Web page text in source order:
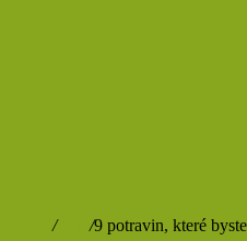
/Jídlo /9 potravin, které